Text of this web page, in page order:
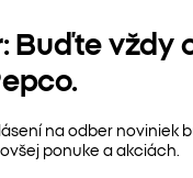
Buďte vždy
na odber noviniek
ponuke a akciách.